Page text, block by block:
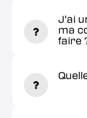
J'ai
ma
faire